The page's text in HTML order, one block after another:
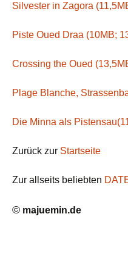
Silvester in Zagora
Piste Oued Draa (10MB;
Crossing the Oued
Plage Blanche,
Die Minna als
Zurück zur Startseite
Zur allseits beliebten
© majuemin.de